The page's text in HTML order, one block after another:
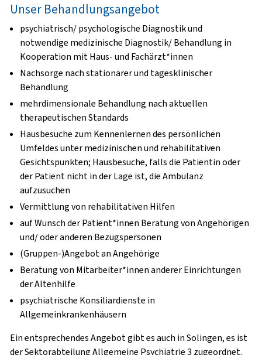
Unser Behandlungsangebot
psychiatrisch/ psychologische Diagnostik und
notwendige medizinische Diagnostik/ Behandlung in
Kooperation mit Haus- und Fachärzt*innen
Nachsorge nach stationärer und tagesklinischer
Behandlung
mehrdimensionale Behandlung nach aktuellen
therapeutischen Standards
Hausbesuche zum Kennenlernen des persönlichen
Umfeldes unter medizinischen und rehabilitativen
Gesichtspunkten; Hausbesuche, falls die Patientin oder
der Patient nicht in der Lage ist, die Ambulanz
aufzusuchen
Vermittlung von rehabilitativen Hilfen
auf Wunsch der Patient*innen Beratung von Angehörigen
und/ oder anderen Bezugspersonen
(Gruppen-)Angebot an Angehörige
Beratung von Mitarbeiter*innen anderer Einrichtungen
der Altenhilfe
psychiatrische Konsiliardienste in
Allgemeinkrankenhäusern
Ein entsprechendes Angebot gibt es auch in Solingen, es ist
der Sektorabteilung Allgemeine Psychiatrie 3 zugeordnet.